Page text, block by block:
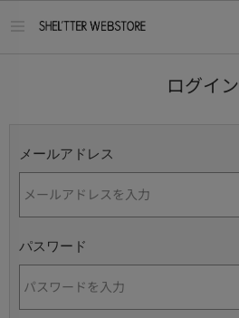
ログイン
メールアドレス
パスワード